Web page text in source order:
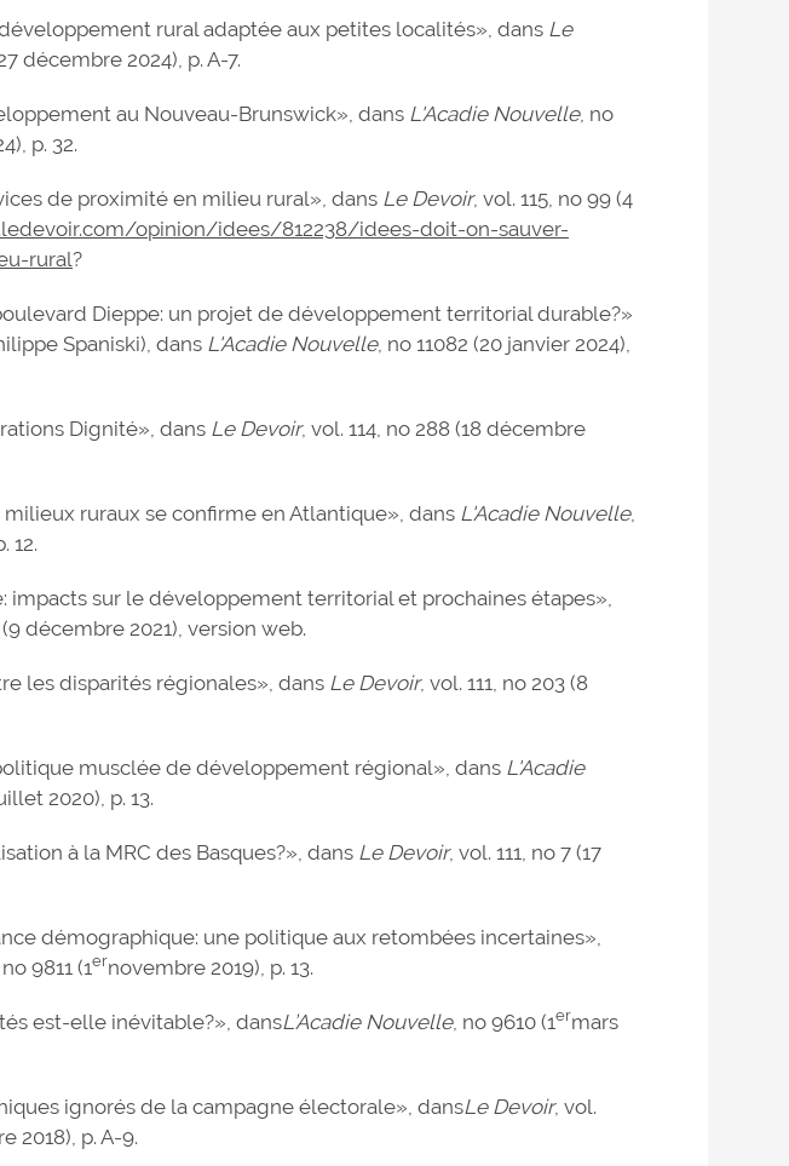
rural adaptée aux petites localités», dans Le
décembre 2024), p. A-7.
au Nouveau-Brunswick», dans L'Acadie Nouvelle, no
p. 32.
de proximité en milieu rural», dans Le Devoir, vol. 115, no 99 (4
opinion/idees/812238/idees-doit-on-sauver-
rural?
Dieppe: un projet de développement territorial durable?»
Spaniski), dans L'Acadie Nouvelle, no 11082 (20 janvier 2024),
Dignité», dans Le Devoir, vol. 114, no 288 (18 décembre
ruraux se confirme en Atlantique», dans L'Acadie Nouvelle,
12.
impacts sur le développement territorial et prochaines étapes»,
décembre 2021), version web.
les disparités régionales», dans Le Devoir, vol. 111, no 203 (8
musclée de développement régional», dans L'Acadie
2020), p. 13.
à la MRC des Basques?», dans Le Devoir, vol. 111, no 7 (17
démographique: une politique aux retombées incertaines»,
9811 (1ernovembre 2019), p. 13.
est-elle inévitable?», dansL’Acadie Nouvelle, no 9610 (1ermars
ignorés de la campagne électorale», dansLe Devoir, vol.
2018), p. A-9.